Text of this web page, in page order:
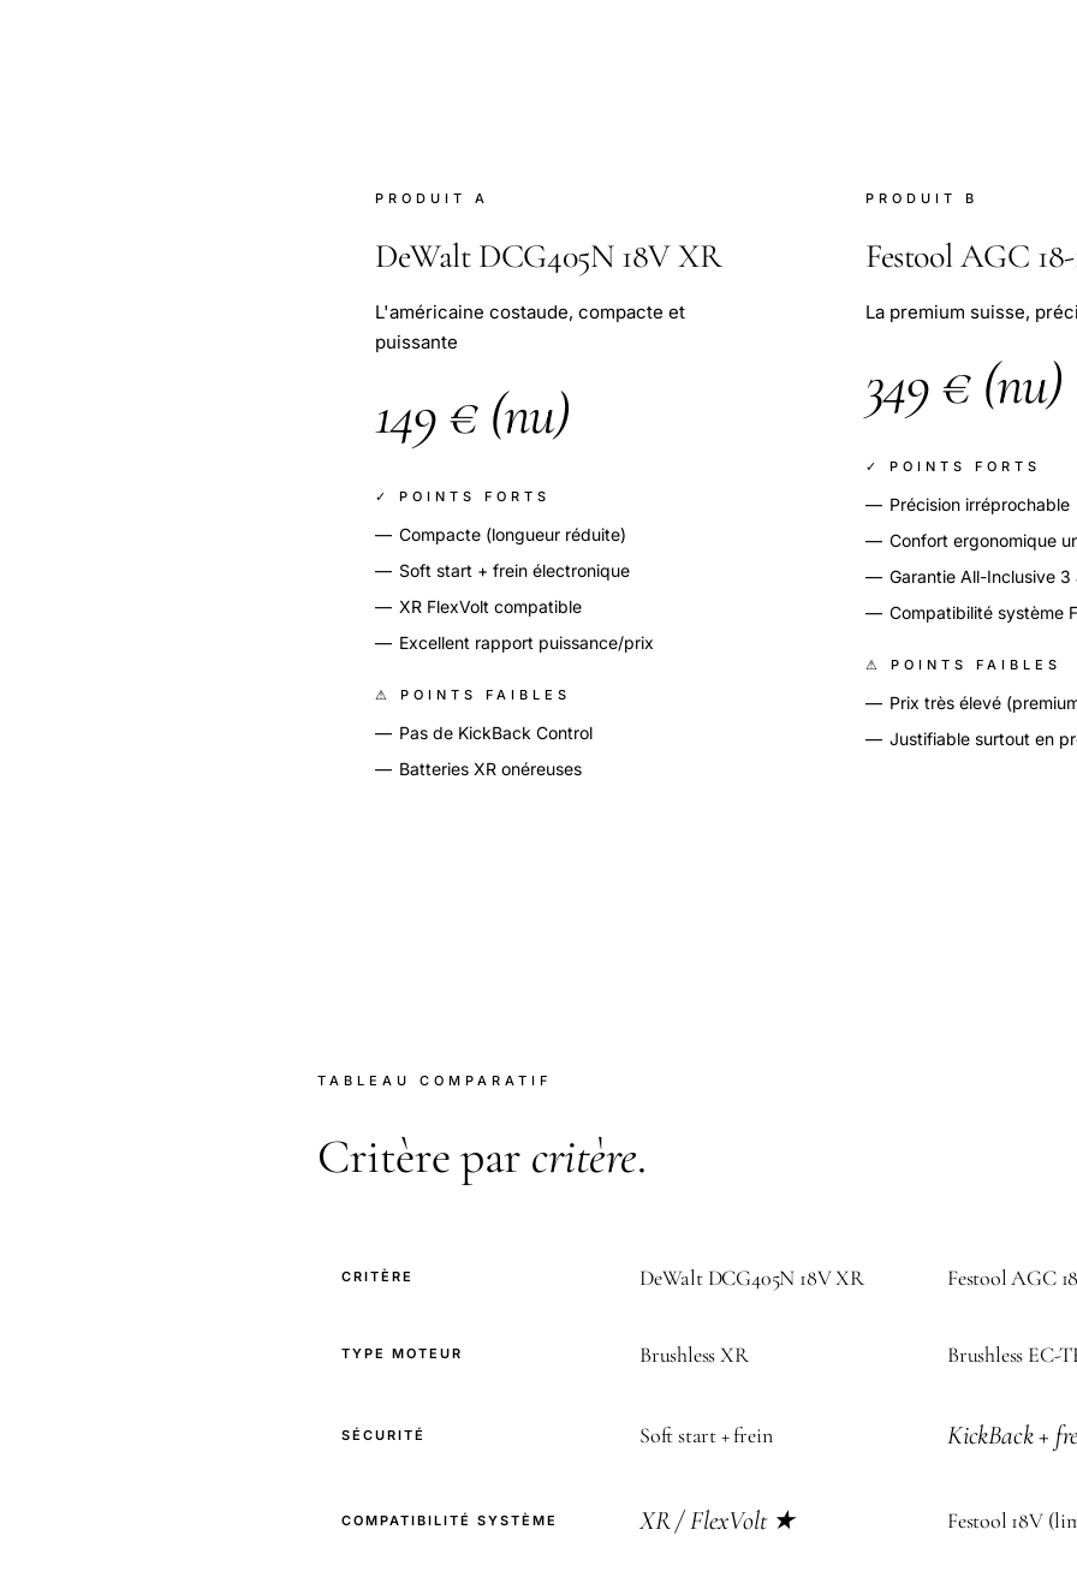
PRODUIT A
DeWalt DCG405N 18V XR
L'américaine costaude, compacte et
puissante
149 € (nu)
✓ POINTS FORTS
— Compacte (longueur réduite)
— Soft start + frein électronique
— XR FlexVolt compatible
— Excellent rapport puissance/prix
⚠ POINTS FAIBLES
— Pas de KickBack Control
— Batteries XR onéreuses
PRODUIT B
Festool AGC
La premium suisse,
349 € (nu)
✓ POINTS FORTS
— Précision irréprochable
— Confort ergonomique
— Garantie All-Inclusive 3
— Compatibilité système
⚠ POINTS FAIBLES
— Prix très élevé
— Justifiable surtout en
TABLEAU COMPARATIF
Critère par critère.
CRITÈRE DeWalt DCG405N 18V XR Festool AGC
TYPE MOTEUR Brushless XR Brushless EC-
SÉCURITÉ Soft start + frein KickBack +
COMPATIBILITÉ SYSTÈME XR / FlexVolt ★ Festool 18V